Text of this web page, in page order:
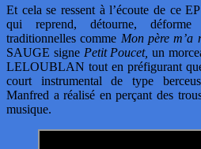
Et cela se ressent à l’écoute de ce
qui reprend, détourne,
traditionnelles comme Mon père m’a
SAUGE signe Petit Poucet, un
LELOUBLAN tout en préfigurant
court instrumental de type
Manfred a réalisé en perçant des
musique.